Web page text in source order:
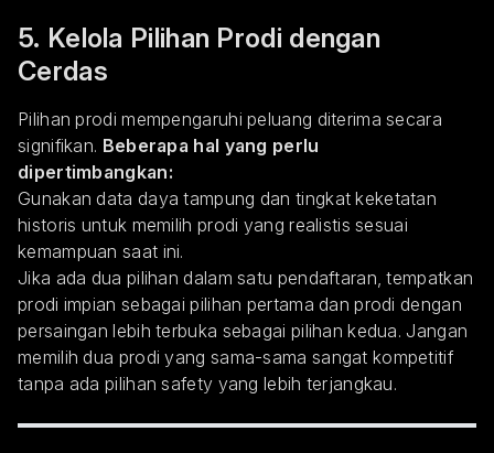
5. Kelola Pilihan Prodi dengan
Cerdas
Pilihan prodi mempengaruhi peluang diterima secara
signifikan. Beberapa hal yang perlu
dipertimbangkan:
Gunakan data daya tampung dan tingkat keketatan
historis untuk memilih prodi yang realistis sesuai
kemampuan saat ini.
Jika ada dua pilihan dalam satu pendaftaran, tempatkan
prodi impian sebagai pilihan pertama dan prodi dengan
persaingan lebih terbuka sebagai pilihan kedua. Jangan
memilih dua prodi yang sama-sama sangat kompetitif
tanpa ada pilihan safety yang lebih terjangkau.